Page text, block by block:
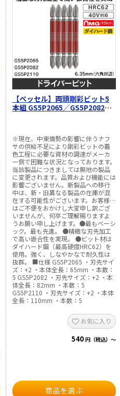
【ベッセル】両頭剛彩ビット5
本組 GS5P2065／GS5P2082／
※現在、中東情勢の影響に伴うナフ
サの供給不足により剛彩ビットの着
色工程に必要な資材の調達がメーカ
ー側で困難な状況となっております。
当該製品につきましては無地の製品
に変更されます。品質および機能には
影響ございません。新製品への移行
中は、新・旧異なる製品の在庫が混
在する可能性がございます。お客様に
はご不便をおかけし大変申し訳ござ
いませんが、何卒ご理解賜りますよ
うお願い申し上げます。●最もベーシ
ック。最も先進。 ●精緻な刃先加工
で高い嵌合性を実現。 ●ビット材は
ダイハード鋼（最高硬度HRC62）を
使用。強く、しなやかなで耐久性は
抜群。 ■仕様 GS5P2065 ・刃先サイ
ズ：+2 ・本体全長：65mm ・本数：
5 GS5P2082 ・刃先サイズ：+2 ・本
体全長：82mm ・本数：5
GS5P2110 ・刃先サイズ：+2 ・本体
全長：110mm ・本数：5
お気に入り
540 円（税込）～
商品を選ぶ